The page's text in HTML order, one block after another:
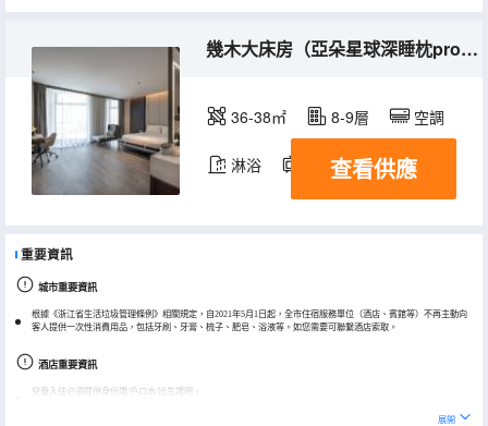
幾木大床房（亞朵星球深睡枕pro+小冰箱）
36-38㎡ 8-9層 空調
淋浴 電視機 冰箱
查看供應
重要資訊
城市重要資訊
根據《浙江省生活垃圾管理條例》相關規定，自2021年5月1日起，全市住宿服務單位（酒店、賓館等）不再主動向
客人提供一次性消費用品，包括牙刷、牙膏、梳子、肥皂、浴液等。如您需要可聯繫酒店索取。
酒店重要資訊
兒童入住必須提供身份證/戶口本/出生證明。
展開